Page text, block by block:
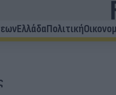
ΕλλάδαΠολιτική